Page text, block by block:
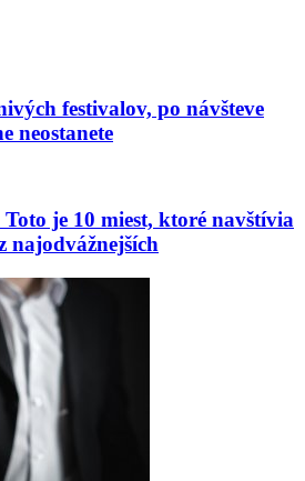
festivalov, po návšteve
neostanete
je 10 miest, ktoré navštívia
najodvážnejších